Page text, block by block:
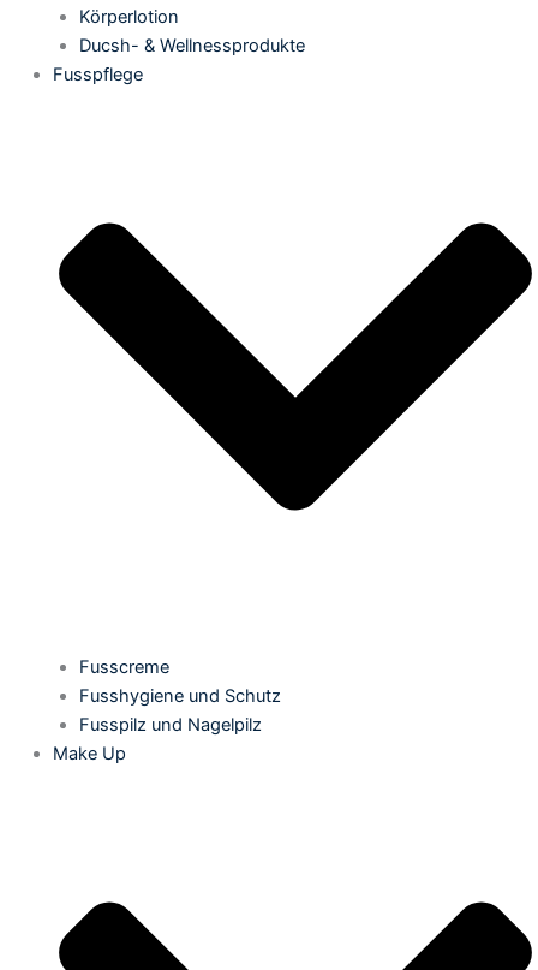
Körperlotion
Ducsh- & Wellnessprodukte
Fusspflege
Fusscreme
Fusshygiene und Schutz
Fusspilz und Nagelpilz
Make Up